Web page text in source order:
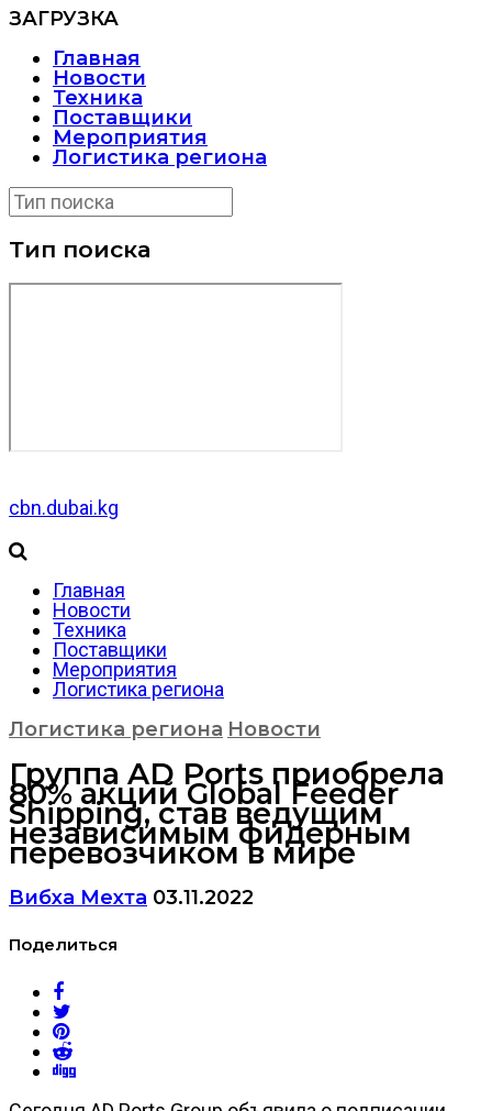
ЗАГРУЗКА
Главная
Новости
Техника
Поставщики
Мероприятия
Логистика региона
Тип поиска
cbn.dubai.kg
Главная
Новости
Техника
Поставщики
Мероприятия
Логистика региона
Логистика региона Новости
Группа AD Ports приобрела
80% акций Global Feeder
Shipping, став ведущим
независимым фидерным
перевозчиком в мире
Вибха Мехта 03.11.2022
Поделиться